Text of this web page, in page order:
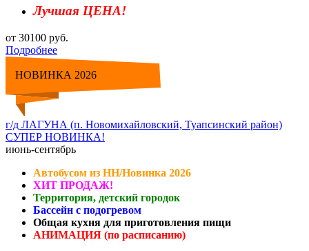
Лучшая ЦЕНА!
от 30100 руб.
Подробнее
НОВИНКА 2026
г/д ЛАГУНА (п. Новомихайловский, Туапсинский район)
СУПЕР НОВИНКА!
июнь-сентябрь
Автобусом из НН/Новинка 2026
ХИТ ПРОДАЖ!
Территория, детский городок
Бассейн с подогревом
Общая кухня для приготовления пищи
АНИМАЦИЯ (по расписанию)